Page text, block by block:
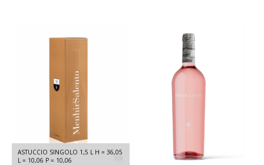
ASTUCCIO SINGOLO 1,5 L H = 36,05
L = 10,06 P = 10,06
PIETRA ROSA IGT SALENTO -
PRIMITIVO, SUSUMANIELLO 2025 -